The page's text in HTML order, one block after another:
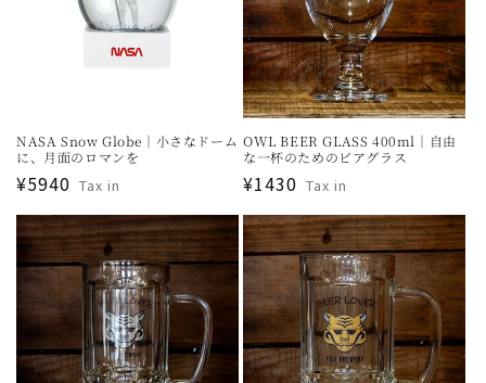
NASA Snow Globe｜小さなドーム
に、月面のロマンを
通
常
価
格
¥5940 Tax in
OWL BEER GLASS 400ml｜自由
な一杯のためのビアグラス
通
常
価
格
¥1430 Tax in